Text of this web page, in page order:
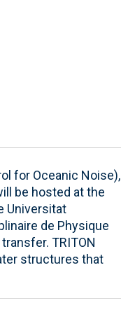
for Oceanic Noise),
be hosted at the
Universitat
de Physique
TRITON
structures that